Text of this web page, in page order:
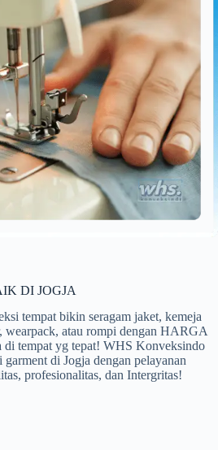
DI JOGJA
tempat bikin seragam jaket, kemeja
wearpack, atau rompi dengan HARGA
tempat yg tepat! WHS Konveksindo
di Jogja dengan pelayanan
profesionalitas, dan Intergritas!